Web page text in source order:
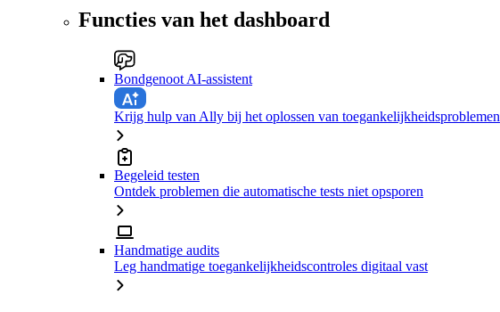
Functies van het dashboard
Bondgenoot AI-assistent
Krijg hulp van Ally bij het oplossen van toegankelijkheidsproblemen
Begeleid testen
Ontdek problemen die automatische tests niet opsporen
Handmatige audits
Leg handmatige toegankelijkheidscontroles digitaal vast